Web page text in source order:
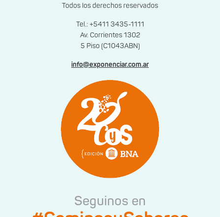
Todos los derechos reservados
Tel.: +5411 3435-1111
Av. Corrientes 1302
5 Piso (C1043ABN)
info@exponenciar.com.ar
Seguinos en